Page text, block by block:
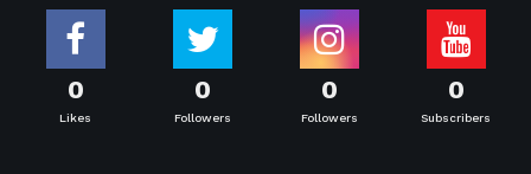
0
Likes
0
Followers
0
Followers
0
Subscribers